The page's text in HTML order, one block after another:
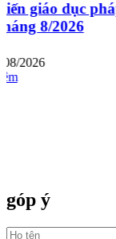
chim cho danh
VQG Phong
Bàng và 04
lục chim tỉnh
Bình (cũ) từ kết
nhiệm vụ khoa
góp ý